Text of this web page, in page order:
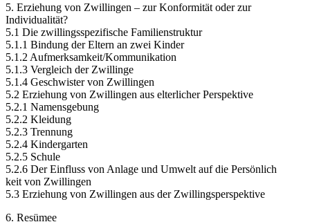
5. Erziehung von Zwillingen – zur Konformität oder zur
Individualität?
5.1 Die zwillingsspezifische Familienstruktur
5.1.1 Bindung der Eltern an zwei Kinder
5.1.2 Aufmerksamkeit/Kommunikation
5.1.3 Vergleich der Zwillinge
5.1.4 Geschwister von Zwillingen
5.2 Erziehung von Zwillingen aus elterlicher Perspektive
5.2.1 Namensgebung
5.2.2 Kleidung
5.2.3 Trennung
5.2.4 Kindergarten
5.2.5 Schule
5.2.6 Der Einfluss von Anlage und Umwelt auf die Persönlich
keit von Zwillingen
5.3 Erziehung von Zwillingen aus der Zwillingsperspektive
6. Resümee